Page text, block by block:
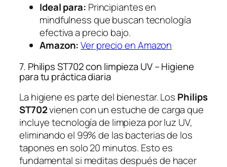
Ideal para: Principiantes en
mindfulness que buscan tecnología
efectiva a precio bajo.
Amazon: Ver precio en Amazon
7. Philips ST702 con limpieza UV – Higiene
para tu práctica diaria
La higiene es parte del bienestar. Los Philips
ST702vienen con un estuche de carga que
incluye tecnología de limpieza por luz UV,
eliminando el 99% de las bacterias de los
tapones en solo 20 minutos. Esto es
fundamental si meditas después de hacer